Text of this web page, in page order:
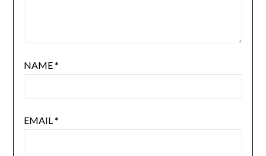
NAME*
EMAIL*